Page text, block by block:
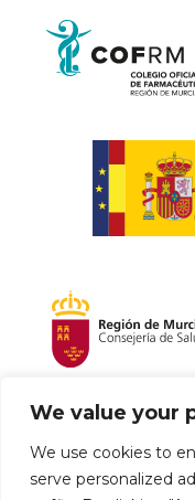
We value your
We use cookies to
serve personalized
Política